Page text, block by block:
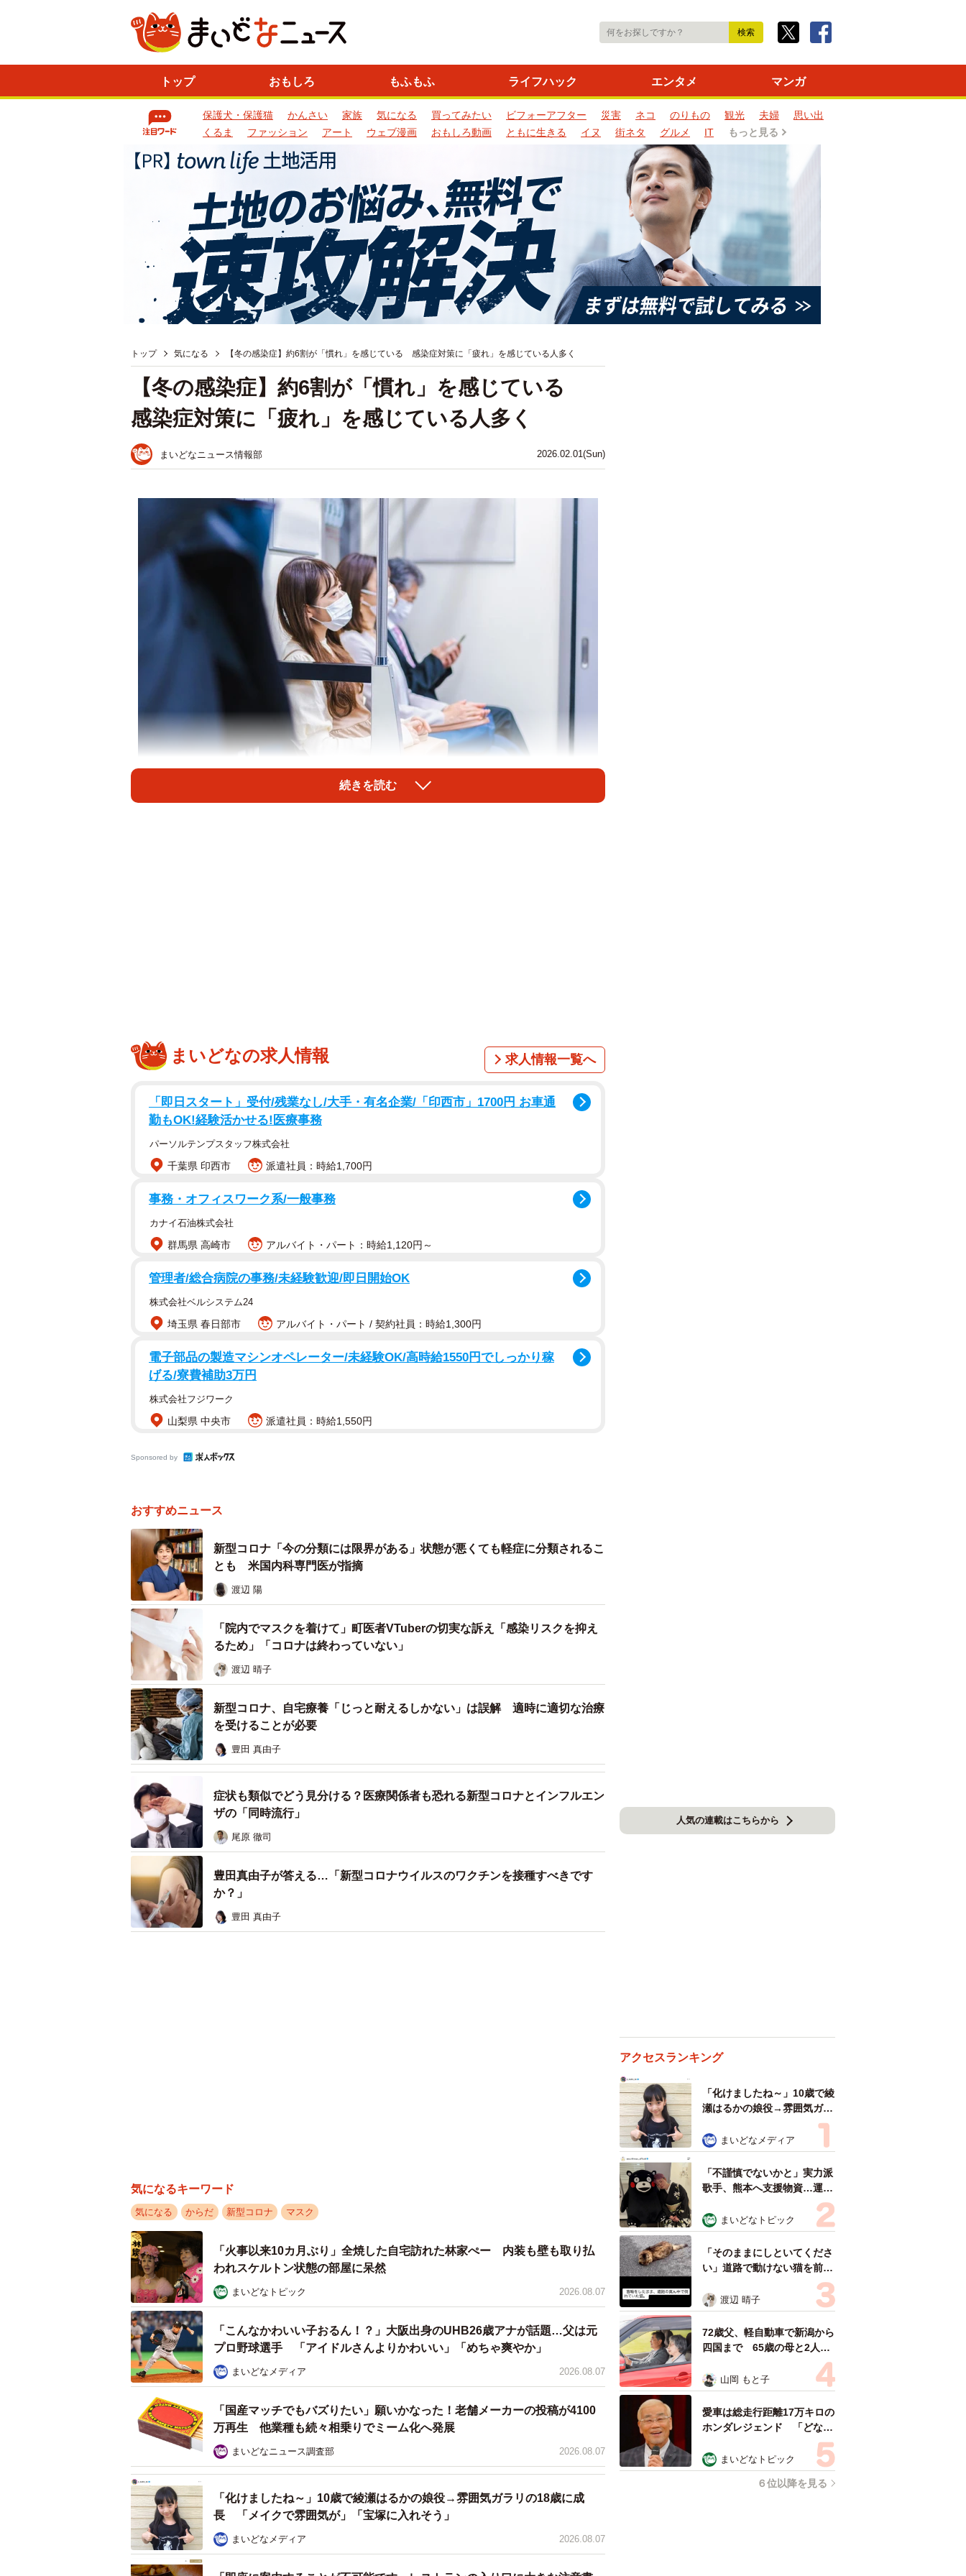
トップ おもしろ もふもふ ライフハック エンタメ マンガ
保護犬・保護猫 かんさい 家族 気になる 買ってみたい ビフォーアフター 災害 ネコ のりもの 観光 夫婦
思い出
くるま
ファッション アート ウェブ漫画 おもしろ動画 ともに生きる イヌ 街ネタ グルメ IT もっと見る
トップ 気になる 【冬の感染症】約6割が「慣れ」を感じている 感染症対策に「疲れ」を感じている人多く
2026.02.01(Sun)
【冬の感染症】約6割が「慣れ」を感じている
感染症対策に「疲れ」を感じている人多く
まいどなニュース情報部
感染症に対する意識（提供画像）
調査の結果、「感染症に慣れを感じている」と答えた人は60.2％となりました。加えて、
49.1％が「感染症対策に疲れを感じている」と回答し、いずれも40代（慣れ67.0％、疲れ
54.0％）が最も高くなりました。
ら次へと変異株がでてきているから」（32.7％）、「いつも何らかの感染症を気にしなけれ
ばならなくなっているから」（27.0％）が上位に挙げられたほか、「感染症にかかることは
普通のことだから（驚きはないから）」（21.5％）という意見も見られました。
72.1％が、社会全体として新型コロナに対する「緊張感が薄れている」（提供画像）
また、「周囲の人が新型コロナに感染しても驚きや心配はない」とした人は全体の52.4％を
占め、72.1％が社会全体として「新型コロナに対する緊張感が薄れていると感じる」と回答
し、年代別では70代以上（85.5％）が最も多くなっています。
続きを読む
まいどなの求人情報 求人情報一覧へ
「即日スタート」受付/残業なし/大手・有名企業/「印西市」1700円 お車通
勤もOK!経験活かせる!医療事務
パーソルテンプスタッフ株式会社
千葉県 印西市 派遣社員：時給1,700円
事務・オフィスワーク系/一般事務
カナイ石油株式会社
群馬県 高崎市 アルバイト・パート：時給1,120円～
管理者/総合病院の事務/未経験歓迎/即日開始OK
株式会社ベルシステム24
埼玉県 春日部市 アルバイト・パート / 契約社員：時給1,300円
電子部品の製造マシンオペレーター/未経験OK/高時給1550円でしっかり稼
げる/寮費補助3万円
株式会社フジワーク
山梨県 中央市 派遣社員：時給1,550円
Sponsored by
おすすめニュース
新型コロナ「今の分類には限界がある」状態が悪くても軽症に分類されるこ
とも 米国内科専門医が指摘
渡辺 陽
「院内でマスクを着けて」町医者VTuberの切実な訴え「感染リスクを抑え
るため」「コロナは終わっていない」
渡辺 晴子
新型コロナ、自宅療養「じっと耐えるしかない」は誤解 適時に適切な治療
を受けることが必要
豊田 真由子
症状も類似でどう見分ける？医療関係者も恐れる新型コロナとインフルエン
ザの「同時流行」
尾原 徹司
豊田真由子が答える…「新型コロナウイルスのワクチンを接種すべきです
か？」
豊田 真由子
気になるキーワード
気になる からだ 新型コロナ マスク
「火事以来10カ月ぶり」全焼した自宅訪れた林家ぺー 内装も壁も取り払
われスケルトン状態の部屋に呆然
まいどなトピック 2026.08.07
「こんなかわいい子おるん！？」大阪出身のUHB26歳アナが話題…父は元
プロ野球選手 「アイドルさんよりかわいい」「めちゃ爽やか」
まいどなメディア 2026.08.07
「国産マッチでもバズりたい」願いかなった！老舗メーカーの投稿が4100
万再生 他業種も続々相乗りでミーム化へ発展
まいどなニュース調査部 2026.08.07
「化けましたね～」10歳で綾瀬はるかの娘役→雰囲気ガラリの18歳に成
長 「メイクで雰囲気が」「宝塚に入れそう」
まいどなメディア 2026.08.07
人気の連載はこちらから
アクセスランキング
「化けましたね～」10歳で綾
瀬はるかの娘役→雰囲気ガラ
リの18歳に成長 「メイクで
雰囲気が」「宝塚に入れそ
う」
まいどなメディア
「不謹慎でないかと」実力派
歌手、熊本へ支援物資…運搬
トラックの車体デザインにた
めらい 「痛いほど伝わる」
「行動され立派」
まいどなトピック
「そのままにしといてくださ
い」道路で動けない猫を前に
返された一言… 懸命に生き
ようとした4日間 「命の重
さはみんな同じ」保護団体代
表の訴え
渡辺 晴子
72歳父、軽自動車で新潟から
四国まで 65歳の母と2人で
3泊4日の旅 パーキングの休
憩まで分刻み… 「大学生で
も組まねえよ！」
山岡 もと子
愛車は総走行距離17万キロの
ホンダレジェンド 「どなた
か欲しい方が居たら」 大御
所漫才師が譲渡の意向
まいどなトピック
６位以降を見る